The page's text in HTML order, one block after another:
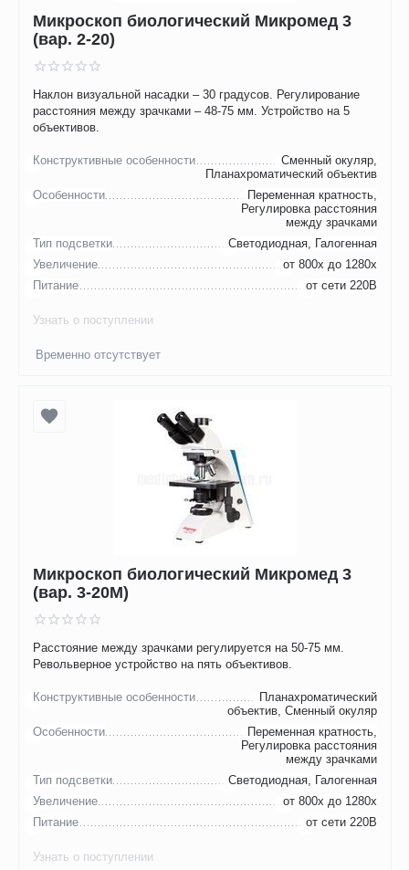
Микроскоп биологический Микромед 3
(вар. 2-20)
Наклон визуальной насадки – 30 градусов. Регулирование
расстояния между зрачками – 48-75 мм. Устройство на 5
объективов.
Конструктивные особенности
Сменный окуляр,
Планахроматический объектив
Особенности
Переменная кратность,
Регулировка расстояния
между зрачками
Тип подсветки
Светодиодная, Галогенная
Увеличение
от 800х до 1280х
Питание
от сети 220В
Узнать о поступлении
Временно отсутствует
Микроскоп биологический Микромед 3
(вар. 3-20М)
Расстояние между зрачками регулируется на 50-75 мм.
Револьверное устройство на пять объективов.
Конструктивные особенности
Планахроматический
объектив, Сменный окуляр
Особенности
Переменная кратность,
Регулировка расстояния
между зрачками
Тип подсветки
Светодиодная, Галогенная
Увеличение
от 800х до 1280х
Питание
от сети 220В
Узнать о поступлении